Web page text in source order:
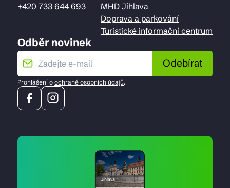
+420 733 644 693
MHD Jihlava
Doprava a parkování
Turistické informační centrum
Odběr novinek
Odebírat
Prohlášení o ochraně osobních údajů.